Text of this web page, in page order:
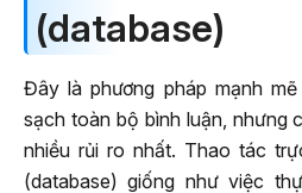
(database)
Đây là phương pháp mạnh
sạch toàn bộ bình luận, nhưng
nhiều rủi ro nhất. Thao tác
(database) giống như việc